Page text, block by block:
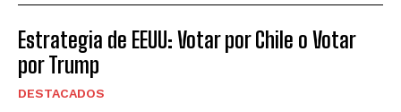
Estrategia de EEUU: Votar por Chile o Votar
por Trump
DESTACADOS